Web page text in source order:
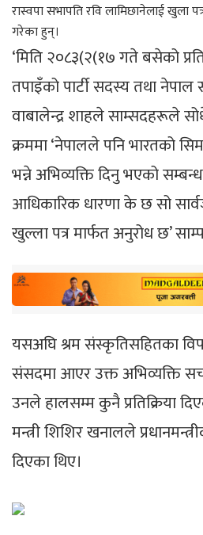
रास्वपा सभापति रवि लामिछानेलाई खुला
गरेका हुन्।
‘मिति २०८३(२(१७ गते बसेको
तपाइँको पार्टी सदस्य तथा नेपाल
वाबालेन्द्र शाहले साम्सदहरूले
क्रममा ‘नेपालले पनि भारतको
भन्ने अभिव्यक्ति दिनु भएको
आधिकारिक धारणा के छ सो
खुल्ला पत्र मार्फत अनुरोध छ’
यसअघि श्रम संस्कृतिसहितका
संसदमा आएर उक्त अभिव्यक्ति
उनले हालसम्म कुनै प्रतिक्रिया
मन्त्री शिशिर खनालले
दिएका थिए।